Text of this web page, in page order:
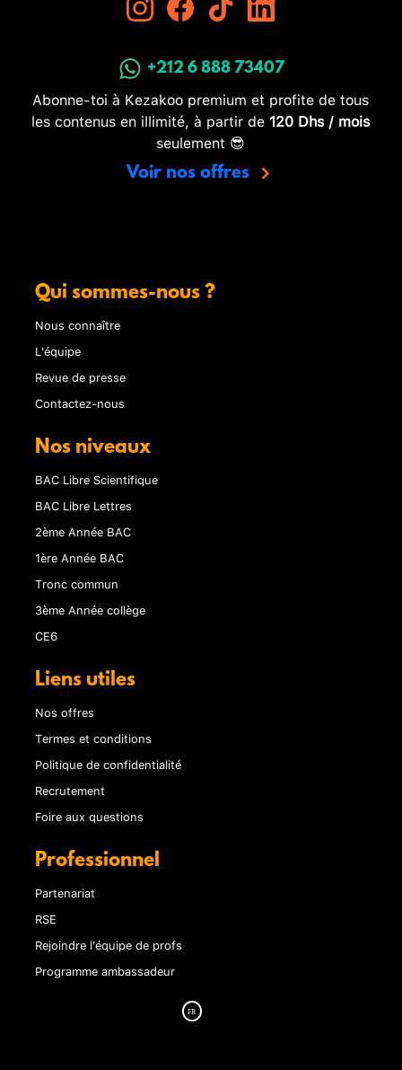
+212 6 888 73407
Abonne-toi à Kezakoo premium et profite de tous
les contenus en illimité, à partir de 120 Dhs / mois
seulement 😎
Voir nos offres
Qui sommes-nous ?
Nous connaître
L'équipe
Revue de presse
Contactez-nous
Nos niveaux
BAC Libre Scientifique
BAC Libre Lettres
2ème Année BAC
1ère Année BAC
Tronc commun
3ème Année collège
CE6
Liens utiles
Nos offres
Termes et conditions
Politique de confidentialité
Recrutement
Foire aux questions
Professionnel
Partenariat
RSE
Rejoindre l'équipe de profs
Programme ambassadeur